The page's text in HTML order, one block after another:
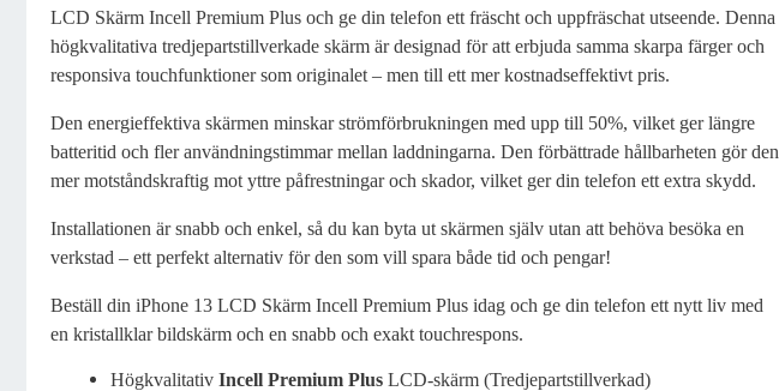
LCD Skärm Incell Premium Plus och ge din telefon ett fräscht och uppfräschat utseende. Denna
högkvalitativa tredjepartstillverkade skärm är designad för att erbjuda samma skarpa färger och
responsiva touchfunktioner som originalet – men till ett mer kostnadseffektivt pris.
Den energieffektiva skärmen minskar strömförbrukningen med upp till 50%, vilket ger längre
batteritid och fler användningstimmar mellan laddningarna. Den förbättrade hållbarheten gör den
mer motståndskraftig mot yttre påfrestningar och skador, vilket ger din telefon ett extra skydd.
Installationen är snabb och enkel, så du kan byta ut skärmen själv utan att behöva besöka en
verkstad – ett perfekt alternativ för den som vill spara både tid och pengar!
Beställ din iPhone 13 LCD Skärm Incell Premium Plus idag och ge din telefon ett nytt liv med
en kristallklar bildskärm och en snabb och exakt touchrespons.
Högkvalitativ Incell Premium Plus LCD-skärm (Tredjepartstillverkad)